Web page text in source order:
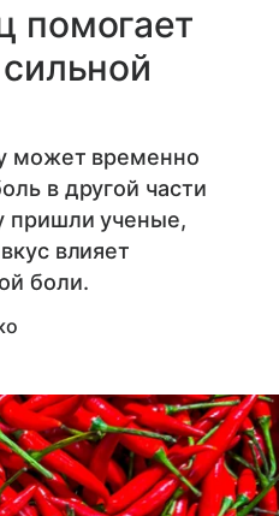
помогает
может временно
в другой части
пришли ученые,
влияет
боли.